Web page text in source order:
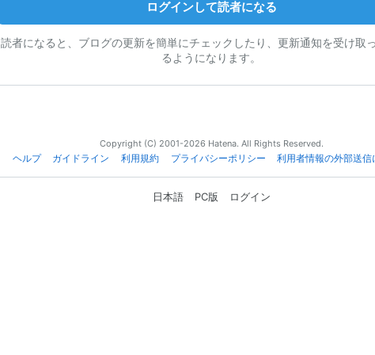
ログインして読者になる
読者になると、ブログの更新を簡単にチェックしたり、更新通知を受け取
るようになります。
Copyright (C) 2001-2026 Hatena. All Rights Reserved.
ヘルプ
ガイドライン 利用規約 プライバシーポリシー 利用者情報の外部送信
日本語 PC版 ログイン